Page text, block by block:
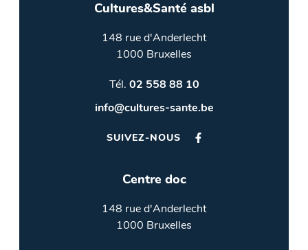
Cultures&Santé asbl
148 rue d'Anderlecht
1000 Bruxelles
Tél. 02 558 88 10
info@cultures-sante.be
SUIVEZ-NOUS
Centre doc
148 rue d'Anderlecht
1000 Bruxelles